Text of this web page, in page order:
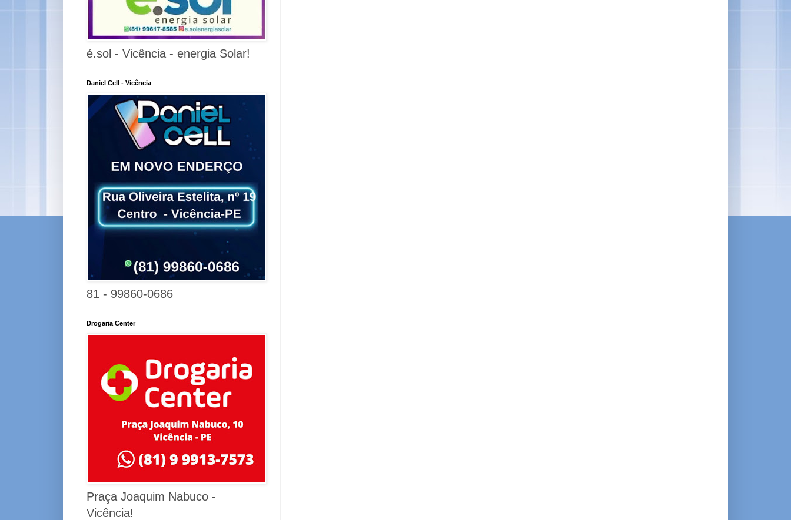
é.sol - Vicência - energia Solar!
Daniel Cell - Vicência
81 - 99860-0686
Drogaria Center
Praça Joaquim Nabuco -
Vicência!